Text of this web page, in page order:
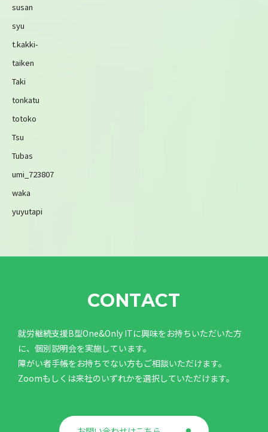
susan
syu
t.kakki-
taiken
Taki
tonkatu
totoko
Tsu
Tubas
umi_723807
waka
yuyutapi
CONTACT
就労継続支援B型One&Only ITに興味をお持ちいただいた方
に、個別説明会を実施しています。
障がい者手帳をお持ちでない方もご相談いただけます。
Zoomもしくは来社のいずれかを選択していただけます。